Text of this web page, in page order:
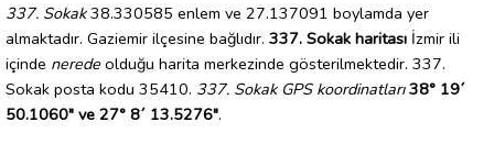
337. Sokak38.330585 enlem ve 27.137091 boylamda yer
almaktadır. Gaziemir ilçesine bağlıdır. 337. Sokak haritası İzmir ili
içinde nerede olduğu harita merkezinde gösterilmektedir. 337.
Sokak posta kodu 35410. 337. Sokak GPS koordinatları 38° 19´
50.1060" ve 27° 8´ 13.5276".